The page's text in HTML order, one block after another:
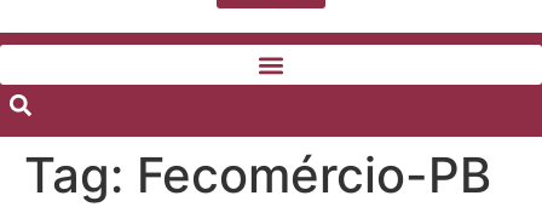
Tag: Fecomércio-PB